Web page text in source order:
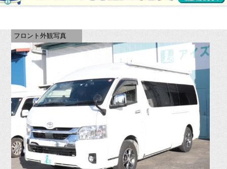
フロント外観写真